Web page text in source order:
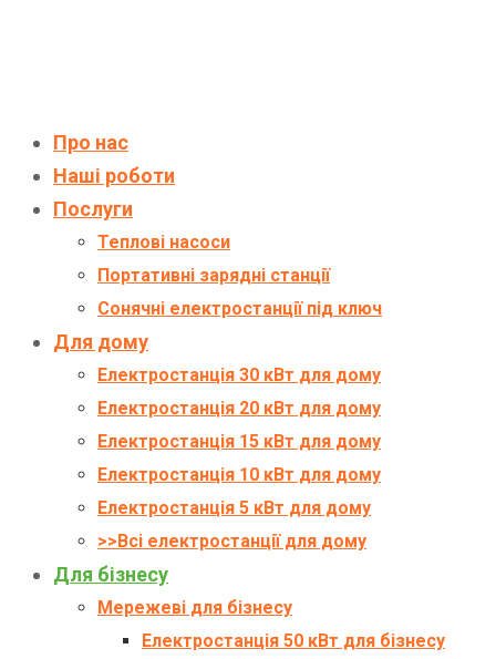
Про нас
Наші роботи
Послуги
Теплові насоси
Портативні зарядні станції
Сонячні електростанції під ключ
Для дому
Електростанція 30 кВт для дому
Електростанція 20 кВт для дому
Електростанція 15 кВт для дому
Електростанція 10 кВт для дому
Електростанція 5 кВт для дому
>>Всі електростанції для дому
Для бізнесу
Мережеві для бізнесу
Електростанція 50 кВт для бізнесу